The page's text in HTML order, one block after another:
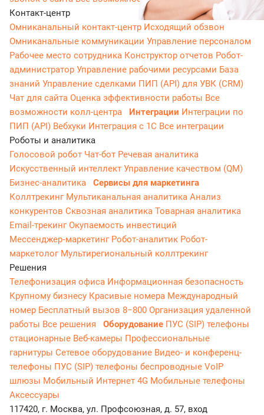
Контакт-центр
Омниканальный контакт-центр Исходящий обзвон
Омниканальные коммуникации Управление персоналом
Рабочее место сотрудника Конструктор отчетов Робот-
администратор Управление рабочими ресурсами База
знаний Управление сделками ПИП (API) для УВК (CRM)
Чат для сайта Оценка эффективности работы Все
возможности колл-центра
Интеграции Интеграции по
ПИП (API) Вебхуки Интеграция с 1С Все интеграции
Роботы и аналитика
Голосовой робот Чат-бот Речевая аналитика
Искусственный интеллект Управление качеством (QM)
Бизнес-аналитика
Сервисы для маркетинга
Коллтрекинг Мультиканальная аналитика Анализ
конкурентов Сквозная аналитика Товарная аналитика
Email-трекингОкупаемость инвестиций
Мессенджер‑маркетинг Робот-аналитик Робот-
маркетолог Мультирегиональный коллтрекинг
Решения
Телефонизация офиса Информационная безопасность
Крупному бизнесу Красивые номера Международный
номер Бесплатный вызов 8−800 Организация удаленной
работы Все решения Оборудование ПУС (SIP) телефоны
стационарные Веб-камеры Профессиональные
гарнитуры Сетевое оборудование Видео- и конференц-
телефоны ПУС (SIP) телефоны беспроводные VoIP
шлюзы Мобильный Интернет 4G Мобильные телефоны
Аксессуары
117420, г. Москва, ул. Профсоюзная, д. 57, вход